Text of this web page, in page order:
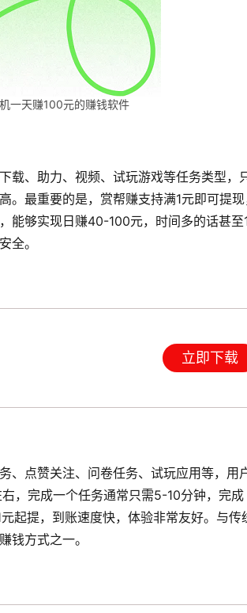
一天赚100元的赚钱软件
载、助力、视频、试玩游戏等任务类型，
最重要的是，赏帮赚支持满1元即可提现
能够实现日赚40-100元，时间多的话甚至
全。
立即下载
、点赞关注、问卷任务、试玩应用等，用
，完成一个任务通常只需5-10分钟，完成
起提，到账速度快，体验非常友好。与传
钱方式之一。